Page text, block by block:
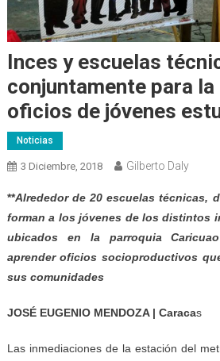
Inces y escuelas
conjuntamente para
oficios de jóvenes
Noticias
3 Diciembre, 2018 Gilberto Daly
**Alrededor de 20 escuelas técnicas,
forman a los jóvenes de los distintos
ubicados en la parroquia
aprender oficios socioproductivos
sus comunidades
JOSÉ EUGENIO MENDOZA | Caracas
Las inmediaciones de la estación del